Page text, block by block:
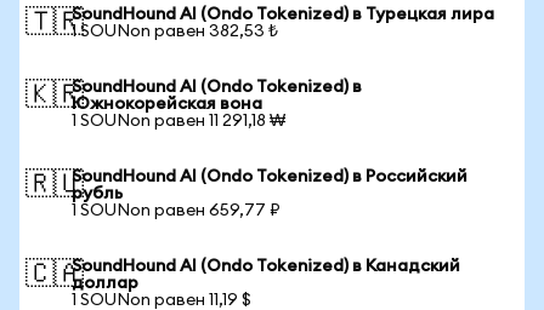
🇹🇷SoundHound AI (Ondo Tokenized) в Турецкая лира
1 SOUNon равен 382,53 ₺
🇰🇷SoundHound AI (Ondo Tokenized) в
Южнокорейская вона
1 SOUNon равен 11 291,18 ₩
🇷🇺SoundHound AI (Ondo Tokenized) в Российский
рубль
1 SOUNon равен 659,77 ₽
🇨🇦SoundHound AI (Ondo Tokenized) в Канадский
доллар
1 SOUNon равен 11,19 $